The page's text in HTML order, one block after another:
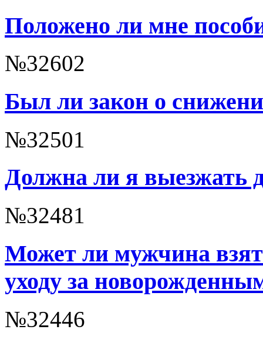
Положено ли мне
№32602
Был ли закон о
№32501
Должна ли я выезжать
№32481
Может ли мужчина
уходу за
№32446